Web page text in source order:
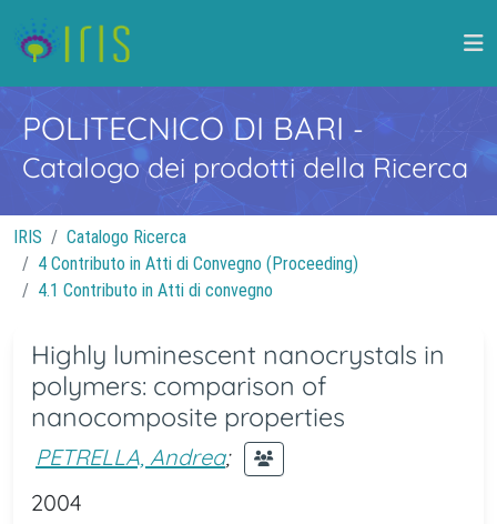
POLITECNICO DI BARI -
Catalogo dei prodotti della Ricerca
IRIS
Catalogo Ricerca
4 Contributo in Atti di Convegno (Proceeding)
4.1 Contributo in Atti di convegno
Highly luminescent nanocrystals in
polymers: comparison of
nanocomposite properties
PETRELLA, Andrea;
2004